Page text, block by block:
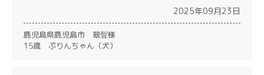
2025年09月23日
鹿児島県鹿児島市 翠聟様
15歳 ぷりんちゃん（犬）